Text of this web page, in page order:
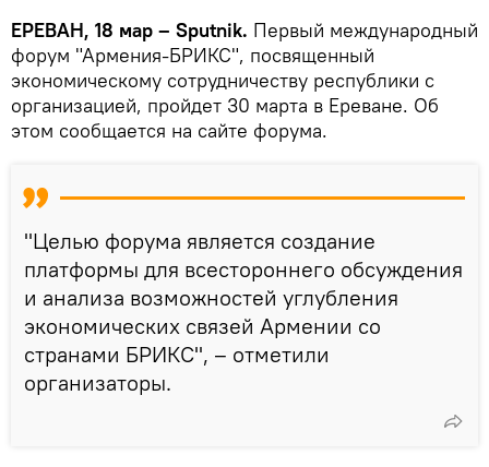
ЕРЕВАН, 18 мар – Sputnik. Первый международный
форум "Армения-БРИКС", посвященный
экономическому сотрудничеству республики с
организацией, пройдет 30 марта в Ереване. Об
этом сообщается на сайте форума.
"Целью форума является создание
платформы для всестороннего обсуждения
и анализа возможностей углубления
экономических связей Армении со
странами БРИКС", – отметили
организаторы.